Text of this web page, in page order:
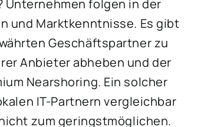
folgen in der
und Marktkenntnisse. Es gibt
Geschäftspartner zu
Anbieter abheben und der
Nearshoring. Ein solcher
IT-Partnern vergleichbar
zum geringstmöglichen.